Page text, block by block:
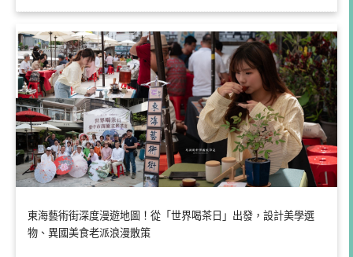
東海藝術街深度漫遊地圖！從「世界喝茶日」出發，設計美學選
物、異國美食老派浪漫散策